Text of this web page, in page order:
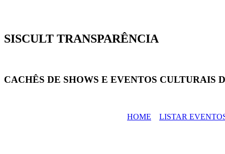
SISCULT TRANSPARÊNCIA
CACHÊS DE SHOWS E EVENTOS CULTURAIS
HOME LISTAR